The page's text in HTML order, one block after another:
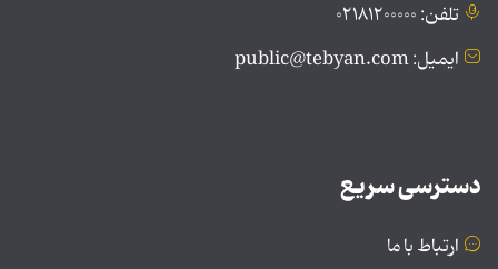
تلفن: ۰۲۱۸۱۲۰۰۰۰۰
ایمیل: public@tebyan.com
دسترسی سریع
ارتباط با ما